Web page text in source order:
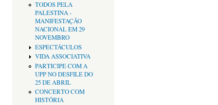
TODOS PELA
PALESTINA -
MANIFESTAÇÃO
NACIONAL EM 29
NOVEMBRO
ESPECTÁCULOS
VIDA ASSOCIATIVA
PARTICIPE COM A
UPP NO DESFILE DO
25 DE ABRIL
CONCERTO COM
HISTÓRIA